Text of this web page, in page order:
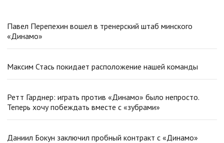
Павел Перепехин вошел в тренерский штаб минского
«Динамо»
Максим Стась покидает расположение нашей команды
Ретт Гарднер: играть против «Динамо» было непросто.
Теперь хочу побеждать вместе с «зубрами»
Даниил Бокун заключил пробный контракт с «Динамо»